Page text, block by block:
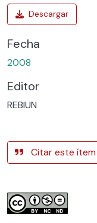
Fecha
2008
Editor
REBIUN
Citar este ítem